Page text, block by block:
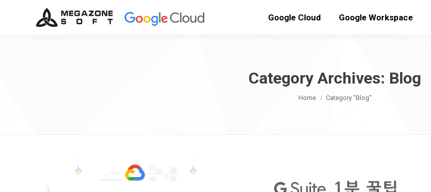
Google Cloud Google Workspace
Category Archives: Blog
You are here:
Home Category "Blog"